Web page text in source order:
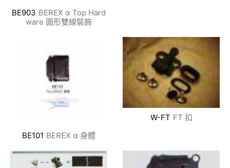
BE903 BEREX α Top Hard
ware 圓形雙線裝飾
BE101 BEREX α 身體
W-FT FT 扣